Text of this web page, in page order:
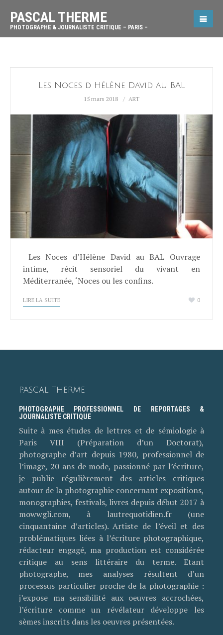
PASCAL THERME
PHOTOGRAPHE & JOURNALISTE CRITIQUE – PARIS –
Les Noces d Hélène David au BAL
15 mars 2018 ART
Les Noces d’Hélène David au BAL Ouvrage
intime, récit sensoriel du vivant en
Méditerranée, ‘Noces ou les confins.
LIRE LA SUITE 0
PASCAL THERME
PHOTOGRAPHE PROFESSIONNEL DE REPORTAGES &
JOURNALISTE CRITIQUE
Suite à mes études de lettres et de sémiologie à
Paris VIII (Préparation d’un Doctorat),
photographe d’art depuis 1980, professionnel de
l’image, 20 ans de mode, passionné par l’écriture,
je publie régulièrement des articles critiques
autour de la photographie concernant expositions,
monographies, festivals, livres depuis début 2017 à
mowwgli.com, à lautrequotidien.fr (une
cinquantaine d’articles). Artiste de l’éveil et des
problématiques liées à l’écriture photographique,
rédacteur engagé, ma production est considérée
critique au sens littéraire du terme. Etant
photographe, mes analyses résultent d’un
processus particulier proche de la photographie :
j’expose ma sensibilité aux oeuvres accrochées,
l’écriture comme un révélateur développe les
sèmes inscrits dans les oeuvres présentées.